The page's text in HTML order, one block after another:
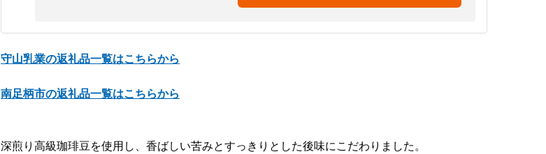
守山乳業の返礼品一覧はこちらから
南足柄市の返礼品一覧はこちらから
深煎り高級珈琲豆を使用し、香ばしい苦みとすっきりとした後味にこだわりました。